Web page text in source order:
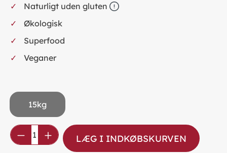
Naturligt uden gluten
Økologisk
Superfood
Veganer
15kg
Product Quantity: Enter the desired
LÆG I INDKØBSKURVEN